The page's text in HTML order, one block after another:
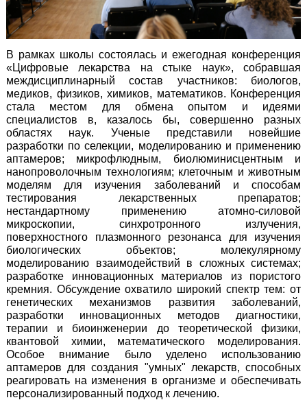
В рамках школы состоялась и ежегодная конференция
«Цифровые лекарства на стыке наук», собравшая
междисциплинарный состав участников: биологов,
медиков, физиков, химиков, математиков. Конференция
стала местом для обмена опытом и идеями
специалистов в, казалось бы, совершенно разных
областях наук. Ученые представили новейшие
разработки по селекции, моделированию и применению
аптамеров; микрофлюдным, биолюминисцентным и
нанопроволочным технологиям; клеточным и животным
моделям для изучения заболеваний и способам
тестирования лекарственных препаратов;
нестандартному применению атомно-силовой
микроскопии, синхротронного излучения,
поверхностного плазмонного резонанса для изучения
биологических объектов; молекулярному
моделированию взаимодействий в сложных системах;
разработке инновационных материалов из пористого
кремния. Обсуждение охватило широкий спектр тем: от
генетических механизмов развития заболеваний,
разработки инновационных методов диагностики,
терапии и биоинженерии до теоретической физики,
квантовой химии, математического моделирования.
Особое внимание было уделено использованию
аптамеров для создания "умных" лекарств, способных
реагировать на изменения в организме и обеспечивать
персонализированный подход к лечению.